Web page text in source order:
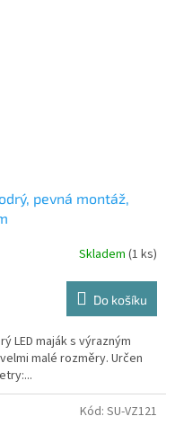
pevná montáž,
Skladem (1 ks)
Do košíku
LED maják s výrazným
malé rozměry. Určen
Kód: SU-VZ121